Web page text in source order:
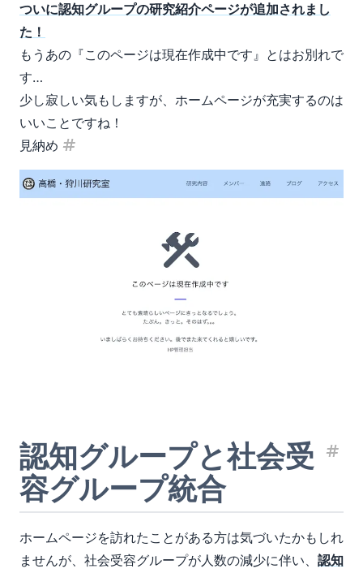
ついに認知グループの研究紹介ページが追加されまし
た！
もうあの『このページは現在作成中です』とはお別れで
す…
少し寂しい気もしますが、ホームページが充実するのは
いいことですね！
見納め
見出し「見納め」
認知グループと社会受
容グループ統合
ホームページを訪れたことがある方は気づいたかもしれ
ませんが、社会受容グループが人数の減少に伴い、 認知